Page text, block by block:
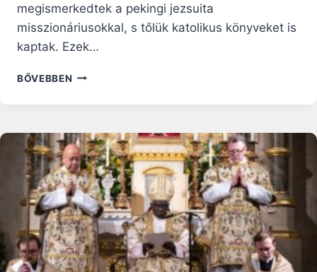
megismerkedtek a pekingi jezsuita
misszionáriusokkal, s tőlük katolikus könyveket is
kaptak. Ezek…
BŐVEBBEN KOREAI
SZÁZADBAN
–
SZENTEK
ÉLETE